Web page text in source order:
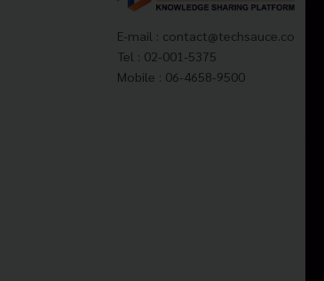
E-mail : contact@techsauce.co
Tel : 02-001-5375
Mobile : 06-4658-9500